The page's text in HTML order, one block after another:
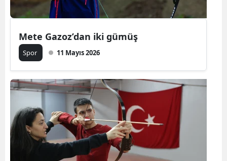
Mete Gazoz’dan iki gümüş
Spor 11 Mayıs 2026